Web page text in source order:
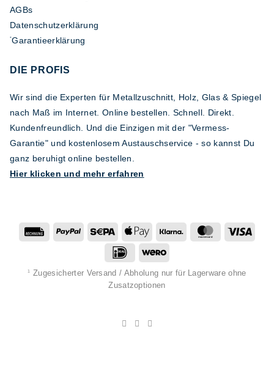
AGBs
Datenschutzerklärung
*Garantieerklärung
DIE PROFIS
Wir sind die Experten für Metallzuschnitt, Holz, Glas & Spiegel
nach Maß im Internet. Online bestellen. Schnell. Direkt.
Kundenfreundlich. Und die Einzigen mit der "Vermess-
Garantie" und kostenlosem Austauschservice - so kannst Du
ganz beruhigt online bestellen.
Hier klicken und mehr erfahren
RechungPayPal Sepa
Apple
Pay
Klarna MasterCard
IDeal Wero
1
Zugesicherter Versand / Abholung nur für Lagerware ohne
Zusatzoptionen